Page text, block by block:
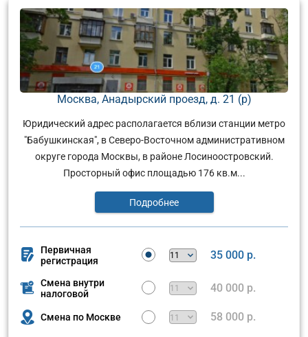
Москва, Анадырский проезд, д. 21 (р)
Юридический адрес располагается вблизи станции метро
"Бабушкинская", в Северо-Восточном административном
округе города Москвы, в районе Лосиноостровский.
Просторный офис площадью 176 кв.м...
Подробнее
Первичная
регистрация
35 000 р.
Смена внутри
налоговой
40 000 р.
Смена по Москве 58 000 р.